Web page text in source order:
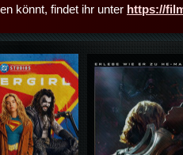
könnt, findet ihr unter https://
Details,Play